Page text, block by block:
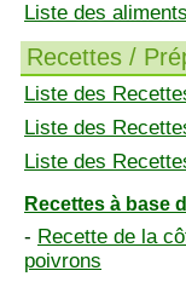
Liste des
Recettes /
Liste des
Liste des
Liste des
Recettes à base
- Recette de la
poivrons